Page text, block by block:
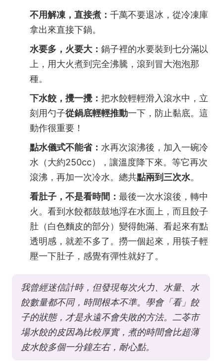
不用解凍，直接煮： 千萬不要退冰，從冷凍庫
拿出來直接下鍋。
水要多，火要大： 鍋子裡的水要裝到七分滿以
上，用大火煮到完全沸騰，滾到冒大泡泡那
種。
下水餃，攪一攪： 把水餃輕輕滑入滾水中，立
刻用勺子從鍋底輕輕推動一下，防止黏底。這
動作很重要！
點水儀式不能省： 水再次滾沸後，加入一碗冷
水（大約250cc），讓溫度降下來。等它再次
滾沸，再加一次冷水。總共點兩到三次水。
看肚子，不是看時間： 最後一次水滾後，轉中
火。看到水餃都鼓鼓地浮在水面上，而且餃子
肚（白色麵皮的部分）變得飽滿、看起來有點
透明感，就差不多了。撈一個起來，用筷子輕
壓一下肚子，感覺有彈性就好了。
我曾經迷信計時，但發現每次火力、水量、水
餃數量都不同，時間根本不準。學會「看」餃
子的狀態，才是永遠不會失敗的方法。二苓市
場水餃的皮因為比較厚實，煮的時間會比超薄
皮水餃多個一分鐘左右，耐心點。